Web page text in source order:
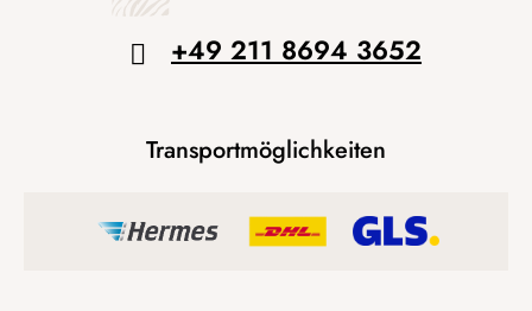
+49 211 8694 3652
Transportmöglichkeiten